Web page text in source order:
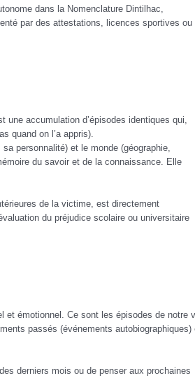
dans la Nomenclature Dintilhac,
par des attestations, licences sportives ou
accumulation d’épisodes identiques qui,
quand on l’a appris).
personnalité) et le monde (géographie,
du savoir et de la connaissance. Elle
de la victime, est directement
du préjudice scolaire ou universitaire
émotionnel. Ce sont les épisodes de notre
passés (événements autobiographiques)
derniers mois ou de penser aux prochaines